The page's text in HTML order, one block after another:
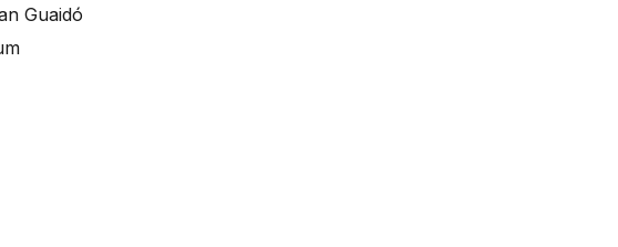
Guaidó